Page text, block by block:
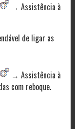
→ Assistência à
de ligar as
→ Assistência à
com reboque.